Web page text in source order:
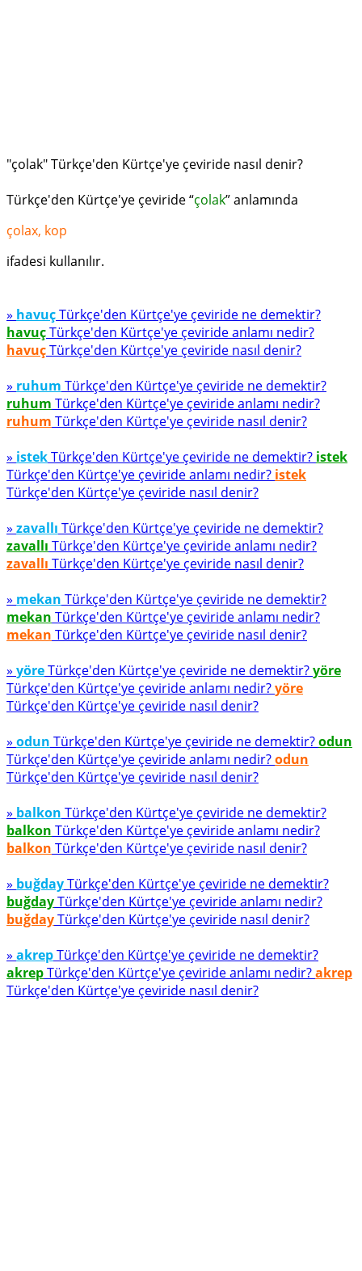
"çolak" Türkçe'den Kürtçe'ye çeviride nasıl denir?
Türkçe'den Kürtçe'ye çeviride “çolak” anlamında
çolax, kop
ifadesi kullanılır.
» havuçTürkçe'den Kürtçe'ye çeviride ne demektir?
havuçTürkçe'den Kürtçe'ye çeviride anlamı nedir?
havuçTürkçe'den Kürtçe'ye çeviride nasıl denir?
» ruhum Türkçe'den Kürtçe'ye çeviride ne demektir?
ruhum Türkçe'den Kürtçe'ye çeviride anlamı nedir?
ruhum Türkçe'den Kürtçe'ye çeviride nasıl denir?
» istekTürkçe'den Kürtçe'ye çeviride ne demektir? istek
Türkçe'den Kürtçe'ye çeviride anlamı nedir? istek
Türkçe'den Kürtçe'ye çeviride nasıl denir?
» zavallı Türkçe'den Kürtçe'ye çeviride ne demektir?
zavallı Türkçe'den Kürtçe'ye çeviride anlamı nedir?
zavallı Türkçe'den Kürtçe'ye çeviride nasıl denir?
» mekan Türkçe'den Kürtçe'ye çeviride ne demektir?
mekan Türkçe'den Kürtçe'ye çeviride anlamı nedir?
mekan Türkçe'den Kürtçe'ye çeviride nasıl denir?
» yöreTürkçe'den Kürtçe'ye çeviride ne demektir?yöre
Türkçe'den Kürtçe'ye çeviride anlamı nedir?yöre
Türkçe'den Kürtçe'ye çeviride nasıl denir?
» odun Türkçe'den Kürtçe'ye çeviride ne demektir?odun
Türkçe'den Kürtçe'ye çeviride anlamı nedir?odun
Türkçe'den Kürtçe'ye çeviride nasıl denir?
» balkon Türkçe'den Kürtçe'ye çeviride ne demektir?
balkon Türkçe'den Kürtçe'ye çeviride anlamı nedir?
balkon Türkçe'den Kürtçe'ye çeviride nasıl denir?
» buğdayTürkçe'den Kürtçe'ye çeviride ne demektir?
buğdayTürkçe'den Kürtçe'ye çeviride anlamı nedir?
buğdayTürkçe'den Kürtçe'ye çeviride nasıl denir?
» akrepTürkçe'den Kürtçe'ye çeviride ne demektir?
akrepTürkçe'den Kürtçe'ye çeviride anlamı nedir?akrep
Türkçe'den Kürtçe'ye çeviride nasıl denir?